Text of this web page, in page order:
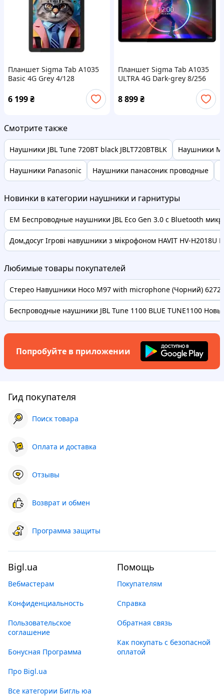
Планшет Sigma Tab A1035
Basic 4G Grey 4/128
6000mAh 1 год гарантии
6 199₴
Планшет Sigma Tab A1035
ULTRA 4G Dark-grey 8/256
8000mAh 1 год гарантии
8 899₴
Смотрите также
Наушники JBL Tune 720BT black JBLT720BTBLK Наушники
Наушники Panasonic Наушники панасоник проводные
Новинки в категории наушники и гарнитуры
EM Беспроводные наушники JBL Eco Gen 3.0 с Bluetooth
Дом,досуг Ігрові навушники з мікрофоном HAVIT HV-H2018U
Любимые товары покупателей
Стерео Навушники Hoco M97 with microphone (Чорний)
Беспроводные наушники JBL Tune 1100 BLUE TUNE1100
Попробуйте в приложении
Гид покупателя
Поиск товара
Оплата и доставка
Отзывы
Возврат и обмен
Программа защиты
Bigl.ua
Вебмастерам
Конфиденциальность
Пользовательское
соглашение
Бонусная Программа
Про Bigl.ua
Все категории Бигль юа
Помощь
Покупателям
Справка
Обратная связь
Как покупать с безопасной
оплатой